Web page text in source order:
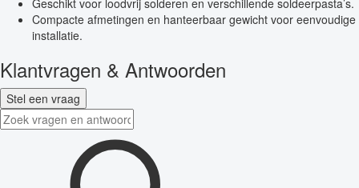
Geschikt voor loodvrij solderen en verschillende soldeerpasta’s.
Compacte afmetingen en hanteerbaar gewicht voor eenvoudige
installatie.
Klantvragen & Antwoorden
Stel een vraag